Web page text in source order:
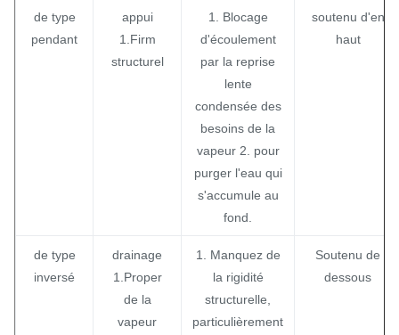
de type
pendant
appui
1.Firm
structurel
1. Blocage
d'écoulement
par la reprise
lente
condensée des
besoins de la
vapeur 2. pour
purger l'eau qui
s'accumule au
fond.
soutenu d'en
haut
de type
inversé
drainage
1.Proper
de la
vapeur
1. Manquez de
la rigidité
structurelle,
particulièrement
Soutenu de
dessous